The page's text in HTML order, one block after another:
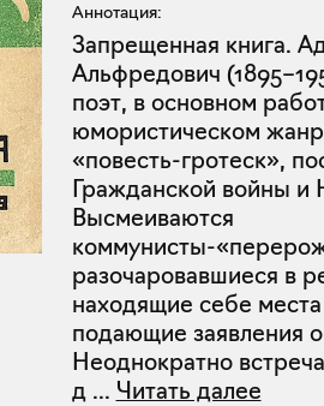
Аннотация:
Запрещенная книга.
Альфредович
поэт, в основном
юмористическом
«повесть-гротеск»,
Гражданской войны и
Высмеиваются
коммунисты-
разочаровавшиеся в
находящие себе
подающие заявления
Неоднократно
д... Читать далее